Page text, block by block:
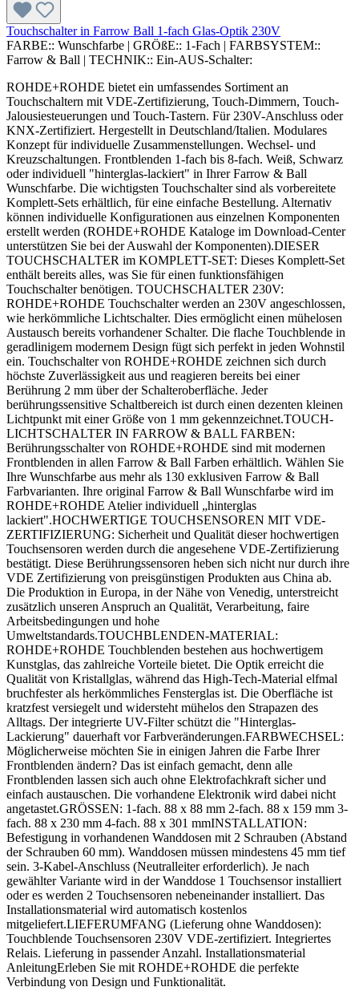
Touchschalter in Farrow Ball 1-fach Glas-Optik 230V
FARBE:: Wunschfarbe | GRÖßE:: 1-Fach | FARBSYSTEM::
Farrow & Ball | TECHNIK:: Ein-AUS-Schalter:
ROHDE+ROHDE bietet ein umfassendes Sortiment an
Touchschaltern mit VDE-Zertifizierung, Touch-Dimmern, Touch-
Jalousiesteuerungen und Touch-Tastern. Für 230V-Anschluss oder
KNX-Zertifiziert. Hergestellt in Deutschland/Italien. Modulares
Konzept für individuelle Zusammenstellungen. Wechsel- und
Kreuzschaltungen. Frontblenden 1-fach bis 8-fach. Weiß, Schwarz
oder individuell "hinterglas-lackiert" in Ihrer Farrow & Ball
Wunschfarbe. Die wichtigsten Touchschalter sind als vorbereitete
Komplett-Sets erhältlich, für eine einfache Bestellung. Alternativ
können individuelle Konfigurationen aus einzelnen Komponenten
erstellt werden (ROHDE+ROHDE Kataloge im Download-Center
unterstützen Sie bei der Auswahl der Komponenten).DIESER
TOUCHSCHALTER im KOMPLETT-SET: Dieses Komplett-Set
enthält bereits alles, was Sie für einen funktionsfähigen
Touchschalter benötigen. TOUCHSCHALTER 230V:
ROHDE+ROHDE Touchschalter werden an 230V angeschlossen,
wie herkömmliche Lichtschalter. Dies ermöglicht einen mühelosen
Austausch bereits vorhandener Schalter. Die flache Touchblende in
geradlinigem modernem Design fügt sich perfekt in jeden Wohnstil
ein. Touchschalter von ROHDE+ROHDE zeichnen sich durch
höchste Zuverlässigkeit aus und reagieren bereits bei einer
Berührung 2 mm über der Schalteroberfläche. Jeder
berührungssensitive Schaltbereich ist durch einen dezenten kleinen
Lichtpunkt mit einer Größe von 1 mm gekennzeichnet.TOUCH-
LICHTSCHALTER IN FARROW & BALL FARBEN:
Berührungsschalter von ROHDE+ROHDE sind mit modernen
Frontblenden in allen Farrow & Ball Farben erhältlich. Wählen Sie
Ihre Wunschfarbe aus mehr als 130 exklusiven Farrow & Ball
Farbvarianten. Ihre original Farrow & Ball Wunschfarbe wird im
ROHDE+ROHDE Atelier individuell „hinterglas
lackiert".HOCHWERTIGE TOUCHSENSOREN MIT VDE-
ZERTIFIZIERUNG: Sicherheit und Qualität dieser hochwertigen
Touchsensoren werden durch die angesehene VDE-Zertifizierung
bestätigt. Diese Berührungssensoren heben sich nicht nur durch ihre
VDE Zertifizierung von preisgünstigen Produkten aus China ab.
Die Produktion in Europa, in der Nähe von Venedig, unterstreicht
zusätzlich unseren Anspruch an Qualität, Verarbeitung, faire
Arbeitsbedingungen und hohe
Umweltstandards.TOUCHBLENDEN-MATERIAL:
ROHDE+ROHDE Touchblenden bestehen aus hochwertigem
Kunstglas, das zahlreiche Vorteile bietet. Die Optik erreicht die
Qualität von Kristallglas, während das High-Tech-Material elfmal
bruchfester als herkömmliches Fensterglas ist. Die Oberfläche ist
kratzfest versiegelt und widersteht mühelos den Strapazen des
Alltags. Der integrierte UV-Filter schützt die "Hinterglas-
Lackierung" dauerhaft vor Farbveränderungen.FARBWECHSEL:
Möglicherweise möchten Sie in einigen Jahren die Farbe Ihrer
Frontblenden ändern? Das ist einfach gemacht, denn alle
Frontblenden lassen sich auch ohne Elektrofachkraft sicher und
einfach austauschen. Die vorhandene Elektronik wird dabei nicht
angetastet.GRÖSSEN: 1-fach. 88 x 88 mm 2-fach. 88 x 159 mm 3-
fach. 88 x 230 mm 4-fach. 88 x 301 mmINSTALLATION:
Befestigung in vorhandenen Wanddosen mit 2 Schrauben (Abstand
der Schrauben 60 mm). Wanddosen müssen mindestens 45 mm tief
sein. 3-Kabel-Anschluss (Neutralleiter erforderlich). Je nach
gewählter Variante wird in der Wanddose 1 Touchsensor installiert
oder es werden 2 Touchsensoren nebeneinander installiert. Das
Installationsmaterial wird automatisch kostenlos
mitgeliefert.LIEFERUMFANG (Lieferung ohne Wanddosen):
Touchblende Touchsensoren 230V VDE-zertifiziert. Integriertes
Relais. Lieferung in passender Anzahl. Installationsmaterial
AnleitungErleben Sie mit ROHDE+ROHDE die perfekte
Verbindung von Design und Funktionalität.